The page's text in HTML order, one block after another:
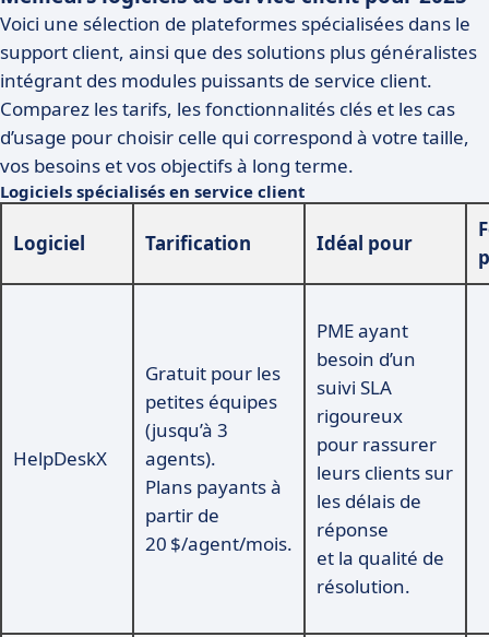
Voici une sélection de plateformes spécialisées dans le
support client, ainsi que des solutions plus généralistes
intégrant des modules puissants de service client.
Comparez les tarifs, les fonctionnalités clés et les cas
d’usage pour choisir celle qui correspond à votre taille,
vos besoins et vos objectifs à long terme.
Logiciels spécialisés en service client
Logiciel Tarification Idéal pour
HelpDeskX
Gratuit pour les
petites équipes
(jusqu’à 3
agents).
Plans payants à
partir de
20 $/agent/mois.
PME ayant
besoin d’un
suivi SLA
rigoureux
pour rassurer
leurs clients sur
les délais de
réponse
et la qualité de
résolution.